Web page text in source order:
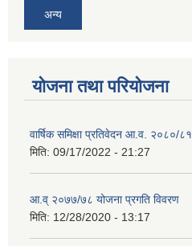
अन्य
योजना तथा परियोजना
वार्षिक समिक्षा प्रतिवेदन आ.व. २०८०/८१
मिति: 09/17/2022 - 21:27
आ.व् २०७७/७८ योजना प्रगति विवरण
मिति: 12/28/2020 - 13:17